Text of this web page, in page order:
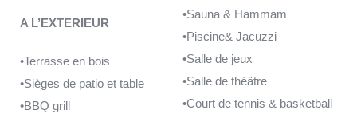
A L’EXTERIEUR
•Terrasse en bois
•Sièges de patio et table
•BBQ grill
•Sauna & Hammam
•Piscine& Jacuzzi
•Salle de jeux
•Salle de théâtre
•Court de tennis & basketball